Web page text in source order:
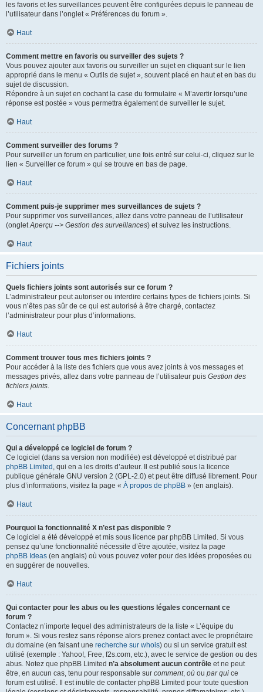
les favoris et les surveillances peuvent être configurées depuis le panneau de
l’utilisateur dans l’onglet « Préférences du forum ».
Haut
Comment mettre en favoris ou surveiller des sujets ?
Vous pouvez ajouter aux favoris ou surveiller un sujet en cliquant sur le lien
approprié dans le menu « Outils de sujet », souvent placé en haut et en bas du
sujet de discussion.
Répondre à un sujet en cochant la case du formulaire « M’avertir lorsqu’une
réponse est postée » vous permettra également de surveiller le sujet.
Haut
Comment surveiller des forums ?
Pour surveiller un forum en particulier, une fois entré sur celui-ci, cliquez sur le
lien « Surveiller ce forum » qui se trouve en bas de page.
Haut
Comment puis-je supprimer mes surveillances de sujets ?
Pour supprimer vos surveillances, allez dans votre panneau de l’utilisateur
(ongletAperçu --> Gestion des surveillances) et suivez les instructions.
Haut
Fichiers joints
Quels fichiers joints sont autorisés sur ce forum ?
L’administrateur peut autoriser ou interdire certains types de fichiers joints. Si
vous n’êtes pas sûr de ce qui est autorisé à être chargé, contactez
l’administrateur pour plus d’informations.
Haut
Comment trouver tous mes fichiers joints ?
Pour accéder à la liste des fichiers que vous avez joints à vos messages et
messages privés, allez dans votre panneau de l’utilisateur puis Gestion des
fichiers joints.
Haut
Concernant phpBB
Qui a développé ce logiciel de forum ?
Ce logiciel (dans sa version non modifiée) est développé et distribué par
phpBB Limited , qui en a les droits d’auteur. Il est publié sous la licence
publique générale GNU version 2 (GPL-2.0) et peut être diffusé librement. Pour
plus d’informations, visitez la page « À propos de phpBB » (en anglais).
Haut
Pourquoi la fonctionnalité X n’est pas disponible ?
Ce logiciel a été développé et mis sous licence par phpBB Limited. Si vous
pensez qu’une fonctionnalité nécessite d’être ajoutée, visitez la page
phpBB Ideas (en anglais) où vous pouvez voter pour des idées proposées ou
en suggérer de nouvelles.
Haut
Qui contacter pour les abus ou les questions légales concernant ce
forum ?
Contactez n’importe lequel des administrateurs de la liste « L’équipe du
forum ». Si vous restez sans réponse alors prenez contact avec le propriétaire
du domaine (en faisant une recherche sur whois) ou si un service gratuit est
utilisé (exemple : Yahoo!, Free, f2s.com, etc.), avec le service de gestion ou des
abus. Notez que phpBB Limited n’a absolument aucun contrôle et ne peut
être, en aucun cas, tenu pour responsable sur comment, où ou par qui ce
forum est utilisé. Il est inutile de contacter phpBB Limited pour toute question